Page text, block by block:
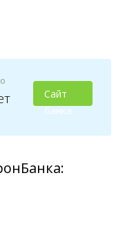
Сайт
банка